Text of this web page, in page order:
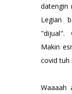
datengin
Legian
"dijual".
Makin
covid tuh
Waaaah